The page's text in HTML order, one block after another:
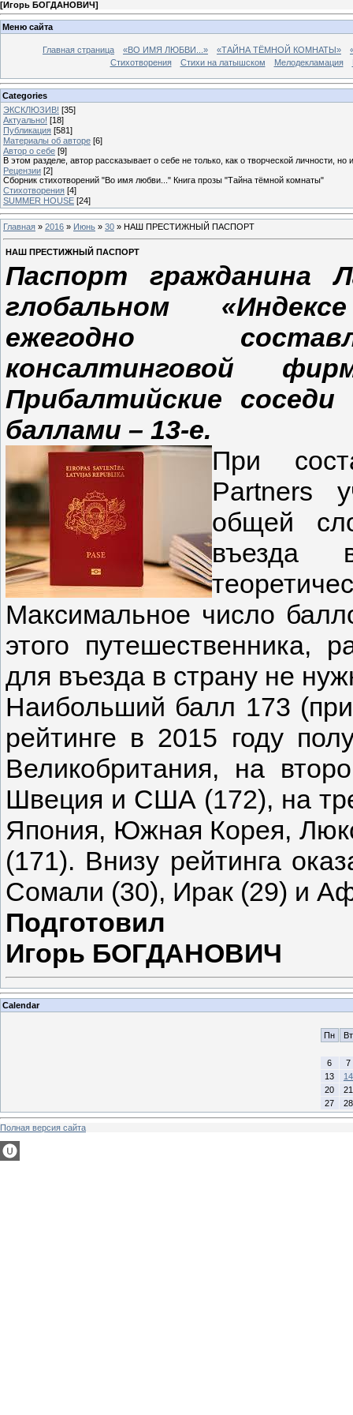
[Игорь БОГДАНОВИЧ]
Меню сайта
Главная страница «ВО ИМЯ ЛЮБВИ...» «ТАЙНА ТЁМНОЙ КОМНАТЫ»
Стихотворения
Стихи на латышском Мелодекламация
Categories
ЭКСКЛЮЗИВ! [35]
Актуально! [18]
Публикация [581]
Материалы об авторе [6]
Автор о себе [9]
В этом разделе, автор рассказывает о себе не только, как о творческой личности,
Рецензии [2]
Сборник стихотворений "Во имя любви..." Книга прозы "Тайна тёмной комнаты"
Стихотворения [4]
SUMMER HOUSE [24]
Главная » 2016 » Июнь » 30 » НАШ ПРЕСТИЖНЫЙ ПАСПОРТ
НАШ ПРЕСТИЖНЫЙ ПАСПОРТ
Паспорт гражданина
глобальном
ежегодно
консалтинговой
Прибалтийские
баллами – 13-е.
При
Partners
общей
въезда
Максимальное число
этого путешественника,
для въезда в страну не
Наибольший балл 173
рейтинге в 2015 году
Великобритания, на
Швеция и США (172), на
Япония, Южная Корея,
(171). Внизу рейтинга
Сомали (30), Ирак (29) и
Подготовил
Игорь БОГДАНОВИЧ
Calendar
Пн Вт
6
7
13
14
20
21
27
28
Полная версия сайта